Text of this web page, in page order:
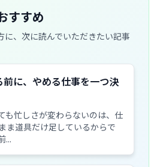
すすめ
に、次に読んでいただきたい記事
前に、やめる仕事を一つ決
も忙しさが変わらないのは、仕
ま道具だけ足しているからで
...